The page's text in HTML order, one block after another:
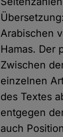
Arabischen
Hamas. Der
Zwischen
einzelnen
des Textes
entgegen
auch